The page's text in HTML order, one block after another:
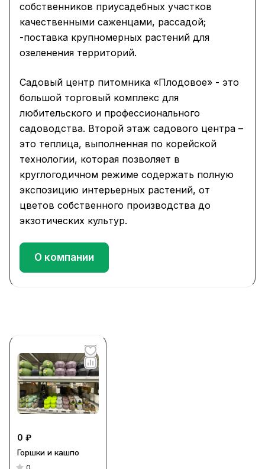
собственников приусадебных участков
качественными саженцами, рассадой;
-поставка крупномерных растений для
озеленения территорий.
Садовый центр питомника «Плодовое» - это
большой торговый комплекс для
любительского и профессионального
садоводства. Второй этаж садового центра –
это теплица, выполненная по корейской
технологии, которая позволяет в
круглогодичном режиме содержать полную
экспозицию интерьерных растений, от
цветов собственного производства до
экзотических культур.
О компании
0 ₽
Горшки и кашпо